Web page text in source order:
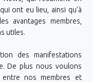
ont eu lieu, ainsi qu'à
avantages membres,
utiles.
des manifestations
De plus nous voulons
entre nos membres et